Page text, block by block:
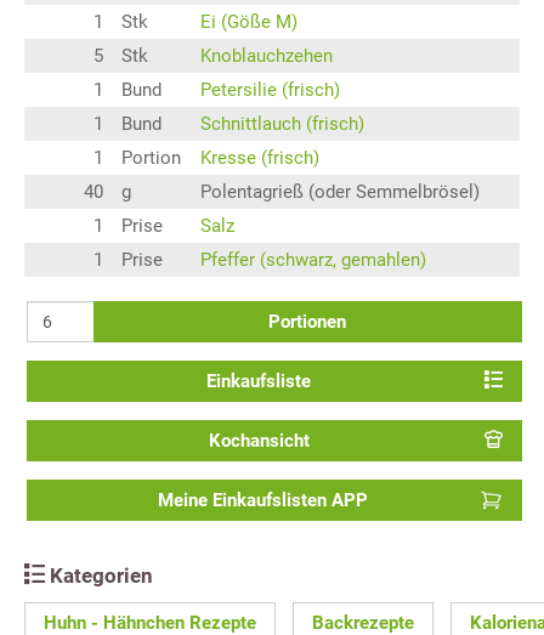
1
Stk
Ei (Göße M)
5
Stk
Knoblauchzehen
1
Bund
Petersilie (frisch)
1
Bund
Schnittlauch (frisch)
1
Portion
Kresse (frisch)
40
g
Polentagrieß (oder Semmelbrösel)
1
Prise
Salz
1
Prise Pfeffer (schwarz, gemahlen)
Portionen
Einkaufsliste
Kochansicht
Meine Einkaufslisten APP
Kategorien
Huhn - Hähnchen Rezepte Backrezepte